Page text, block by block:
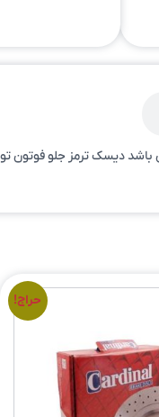
دیسک ترمز جلو فوتون
حراج!